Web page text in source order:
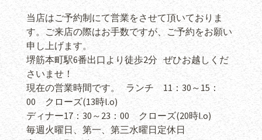
当店はご予約制にて営業をさせて頂いておりま
す。ご来店の際はお手数ですが、ご予約をお願い
申し上げます。
堺筋本町駅6番出口より徒歩2分 ぜひお越しくだ
さいませ！
現在の営業時間です。 ランチ 11：30～15：
00 クローズ(13時l.o)
ディナー17：30～23：00 クローズ(20時l.o)
毎週火曜日、第一、第三水曜日定休日